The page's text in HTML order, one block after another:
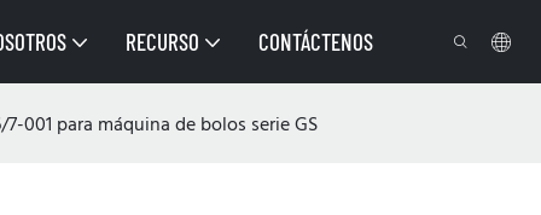
RECURSO CONTÁCTENOS
001 para máquina de bolos serie GS